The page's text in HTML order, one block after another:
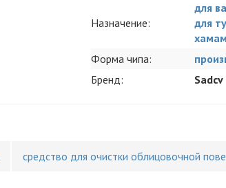
Назначение:
для
для
Форма чипа:
Бренд:
Sadcv
средство для очистки облицовочной